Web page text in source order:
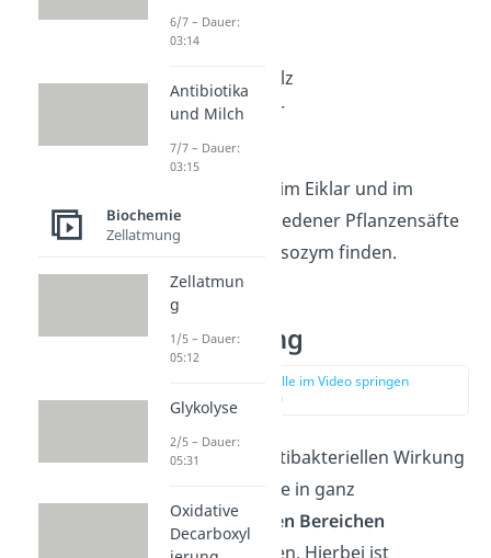
Blutplasma
Nasensekret
Ohrenschmalz
Fruchtwasser
Muttermilch
Auch bei Vögeln im Eiklar und im
Milchsaft verschiedener Pflanzensäfte
kannst du das Lysozym finden.
Verwendung
zur Stelle im Video springen
(03:39)
Aufgrund der antibakteriellen Wirkung
können Lysozyme in ganz
unterschiedlichen Bereichen
eingesetzt werden. Hierbei ist
6/7 – Dauer:
03:14
Antibiotika
und Milch
7/7 – Dauer:
03:15
Biochemie
Zellatmung
Zellatmun
g
1/5 – Dauer:
05:12
Glykolyse
2/5 – Dauer:
05:31
Oxidative
Decarboxyl